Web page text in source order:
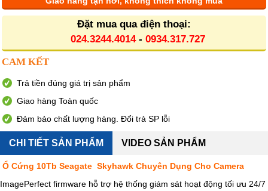
Đặt mua qua điện thoại:
024.3244.4014- 0934.317.727
CAM KẾT
Trả tiền đúng giá trị sản phẩm
Giao hàng Toàn quốc
Đảm bảo chất lượng hàng. Đổi trả SP lỗi
CHI TIẾT SẢN PHẨM VIDEO SẢN PHẨM
Ổ Cứng 10Tb Seagate Skyhawk Chuyên Dụng Cho Camera
ImagePerfect firmware hỗ trợ hệ thống giám sát hoạt động tối ưu 24/7